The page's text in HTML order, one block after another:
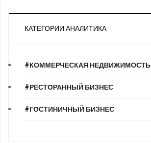
КАТЕГОРИИ АНАЛИТИКА
#КОММЕРЧЕСКАЯ НЕДВИЖИМОСТЬ
#РЕСТОРАННЫЙ БИЗНЕС
#ГОСТИНИЧНЫЙ БИЗНЕС